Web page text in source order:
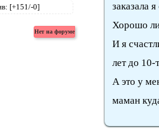
[+151/-0]
заказала
Хорошо
И я
лет до 10-
А это у
маман